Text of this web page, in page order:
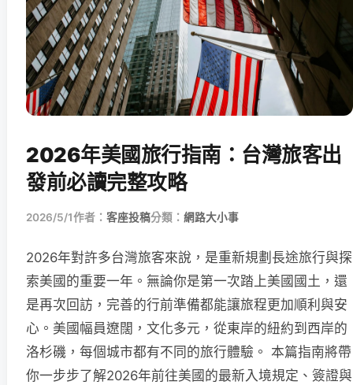
2026年美國旅行指南：台灣旅客出
發前必讀完整攻略
2026/5/1作者： 客座投稿分類： 網路大小事
2026年對許多台灣旅客來說，是重新規劃長途旅行與探
索美國的重要一年。無論你是第一次踏上美國國土，還
是再次回訪，完善的行前準備都能讓旅程更加順利與安
心。美國幅員遼闊，文化多元，從東岸的紐約到西岸的
洛杉磯，每個城市都有不同的旅行體驗。 本篇指南將帶
你一步步了解2026年前往美國的最新入境規定、簽證與